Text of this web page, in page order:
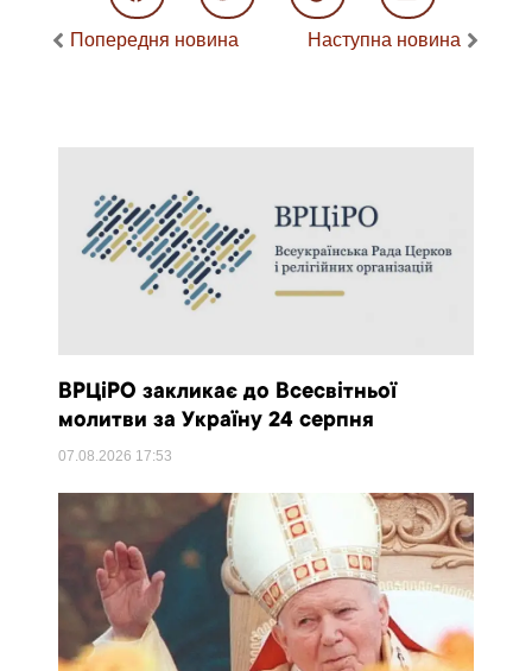
Попередня новина Наступна новина
ВРЦіРО закликає до Всесвітньої
молитви за Україну 24 серпня
07.08.2026 17:53